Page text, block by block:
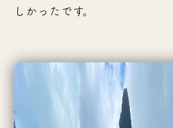
しかったです。